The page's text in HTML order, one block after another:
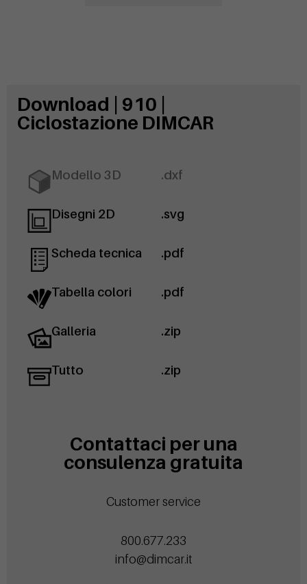
Download | 910 |
Ciclostazione DIMCAR
Modello 3D .dxf
Disegni 2D .svg
Scheda tecnica .pdf
Tabella colori .pdf
Galleria .zip
Tutto .zip
Contattaci per una
consulenza gratuita
Customer service
800.677.233
info@dimcar.it